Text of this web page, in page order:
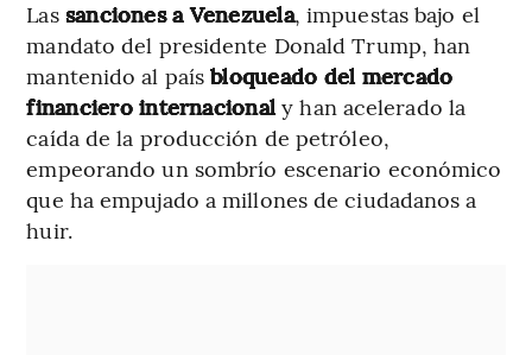
Las sanciones a Venezuela, impuestas bajo el
mandato del presidente Donald Trump, han
mantenido al paísbloqueado del mercado
financiero internacional y han acelerado la
caída de la producción de petróleo,
empeorando un sombrío escenario económico
que ha empujado a millones de ciudadanos a
huir.